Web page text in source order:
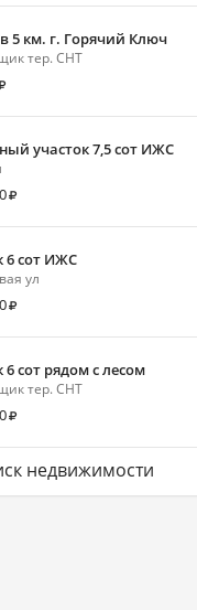
в 5 км. г. Горячий Ключ
тер. СНТ
участок 7,5 сот ИЖС
6 сот ИЖС
ул
6 сот рядом с лесом
тер. СНТ
недвижимости